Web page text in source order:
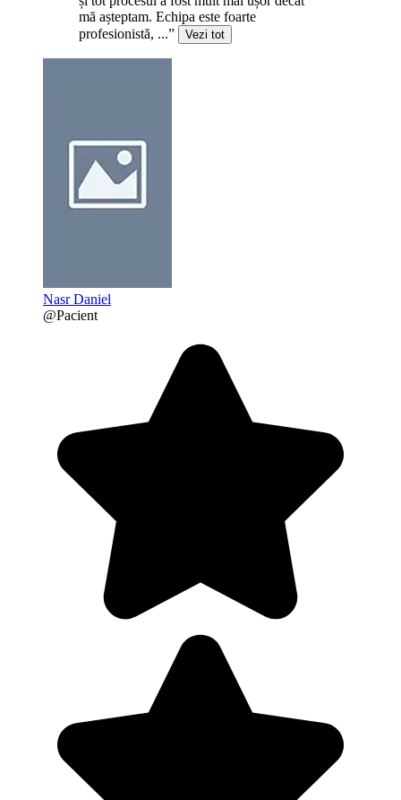
mă așteptam. Echipa este foarte
profesionistă, ...”
Vezi tot
Nasr Daniel
@Pacient